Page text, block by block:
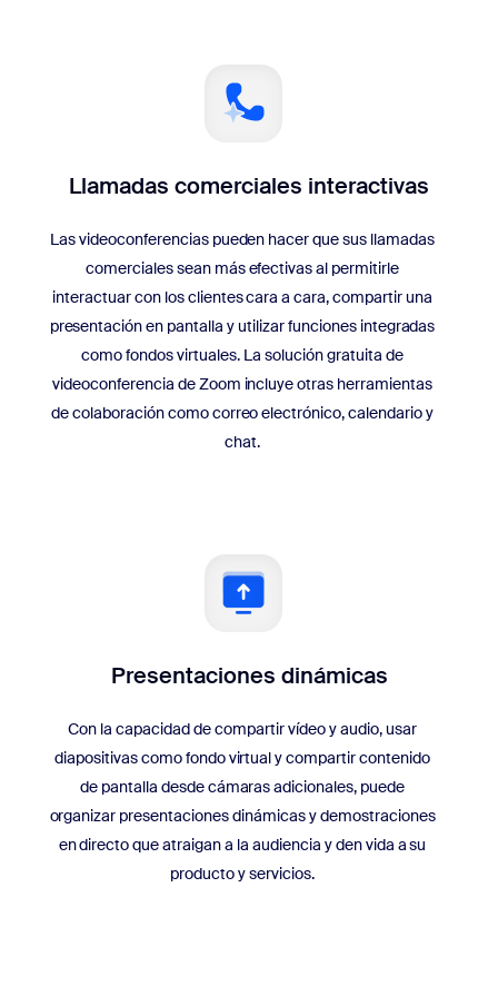
Llamadas comerciales interactivas
Las videoconferencias pueden hacer que sus llamadas
comerciales sean más efectivas al permitirle
interactuar con los clientes cara a cara, compartir una
presentación en pantalla y utilizar funciones integradas
como fondos virtuales. La solución gratuita de
videoconferencia de Zoom incluye otras herramientas
de colaboración como correo electrónico, calendario y
chat.
Presentaciones dinámicas
Con la capacidad de compartir vídeo y audio, usar
diapositivas como fondo virtual y compartir contenido
de pantalla desde cámaras adicionales, puede
organizar presentaciones dinámicas y demostraciones
en directo que atraigan a la audiencia y den vida a su
producto y servicios.